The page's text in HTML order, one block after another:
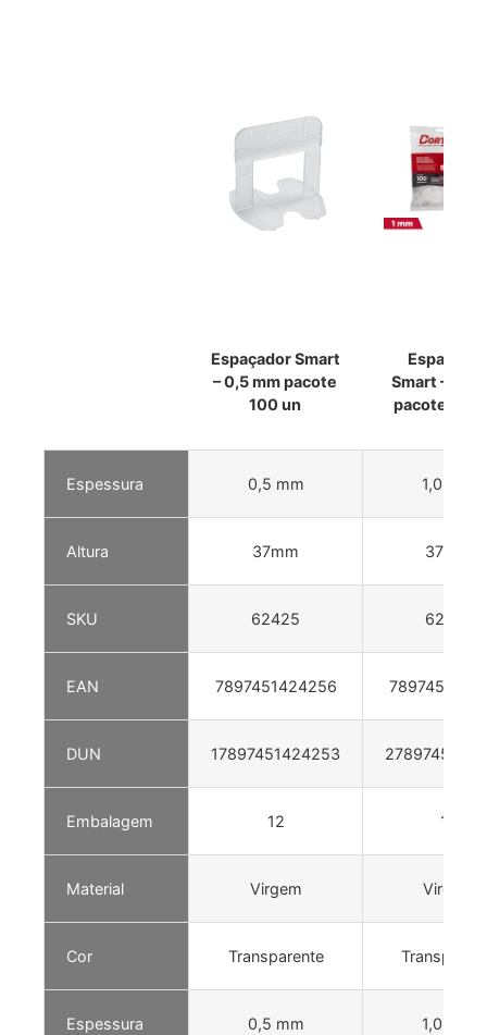
Espaçador Smart
– 0,5 mm pacote
100 un
Espaçador
Smart – 1,0
pacote 100
Espessura 0,5 mm 1,0 mm
Altura 37mm 37mm
SKU 62425 62105
EAN 7897451424256
DUN 17897451424253
Embalagem 12 12
Material Virgem Virgem
Cor Transparente
Espessura 0,5 mm 1,0 mm